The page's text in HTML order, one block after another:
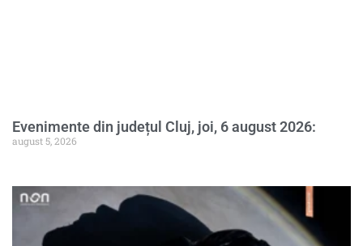
Evenimente din județul Cluj, joi, 6 august 2026:
august 5, 2026